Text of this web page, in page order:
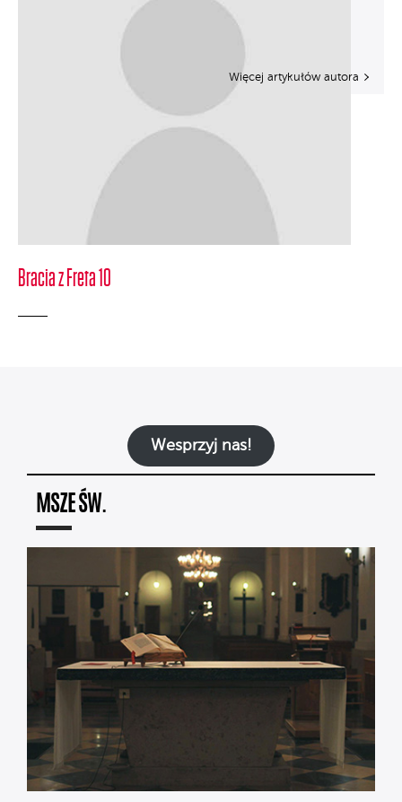
Bracia z Freta 10
Więcej artykułów autora
Wesprzyj nas!
MSZE ŚW.